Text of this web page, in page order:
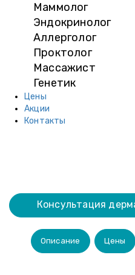
Маммолог
Эндокринолог
Аллерголог
Проктолог
Массажист
Генетик
Цены
Акции
Контакты
Консультация
Описание Цены